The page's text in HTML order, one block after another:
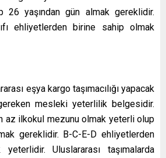
26 yaşından gün almak gereklidir.
ehliyetlerden birine sahip olmak
eşya kargo taşımacılığı yapacak
mesleki yeterlilik belgesidir.
az ilkokul mezunu olmak yeterli olup
gereklidir. B-C-E-D ehliyetlerden
Uluslararası taşımalarda